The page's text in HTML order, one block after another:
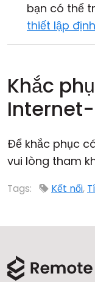
bạn có thể
thiết lập
Khắc
Để khắc phục
vui lòng tham
Tags: Kết nối,